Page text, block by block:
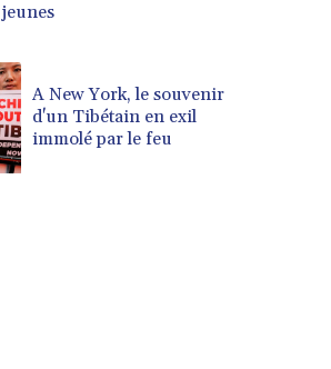
jeunes
A New York, le souvenir
d'un Tibétain en exil
immolé par le feu